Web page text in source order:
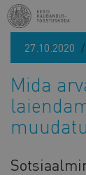
Liigu
edasi
põhisisu27.10.2020
Mida